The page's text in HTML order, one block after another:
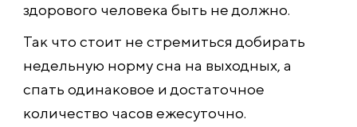
здорового человека быть не должно.
Так что стоит не стремиться добирать
недельную норму сна на выходных, а
спать одинаковое и достаточное
количество часов ежесуточно.